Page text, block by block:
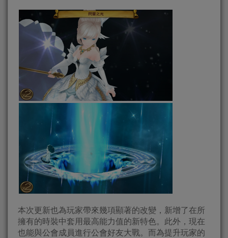
本次更新也為玩家帶來幾項顯著的改變，新增了在所
擁有的時裝中套用最高能力值的新特色。此外，現在
也能與公會成員進行公會好友大戰。而為提升玩家的